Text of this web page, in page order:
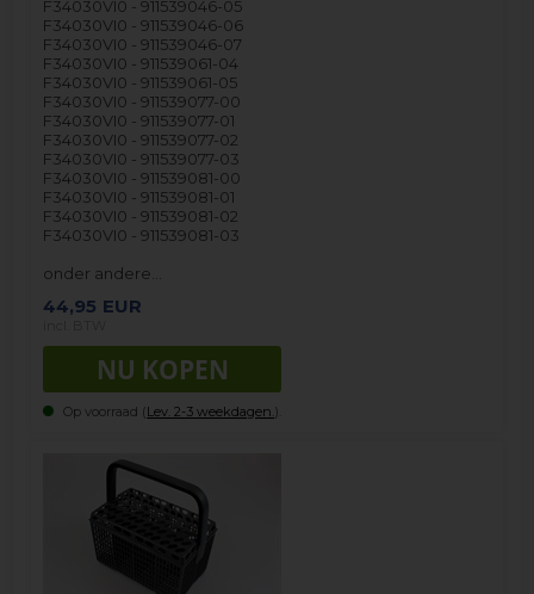
F34030VI0 - 911539046-05
F34030VI0 - 911539046-06
F34030VI0 - 911539046-07
F34030VI0 - 911539061-04
F34030VI0 - 911539061-05
F34030VI0 - 911539077-00
F34030VI0 - 911539077-01
F34030VI0 - 911539077-02
F34030VI0 - 911539077-03
F34030VI0 - 911539081-00
F34030VI0 - 911539081-01
F34030VI0 - 911539081-02
F34030VI0 - 911539081-03
onder andere…
44,95 EUR
Op voorraad (Lev. 2-3 weekdagen. ).